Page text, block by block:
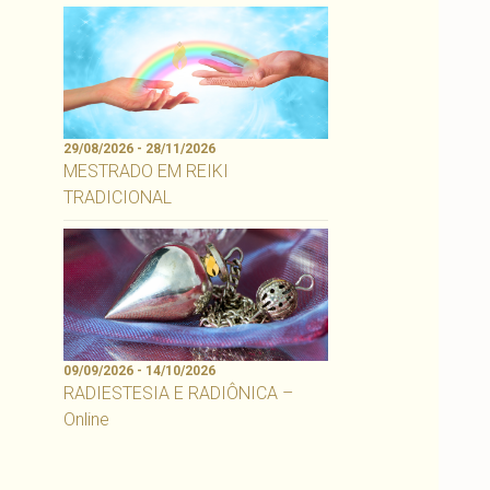
29/08/2026 - 28/11/2026
MESTRADO EM REIKI
TRADICIONAL
09/09/2026 - 14/10/2026
RADIESTESIA E RADIÔNICA –
Online